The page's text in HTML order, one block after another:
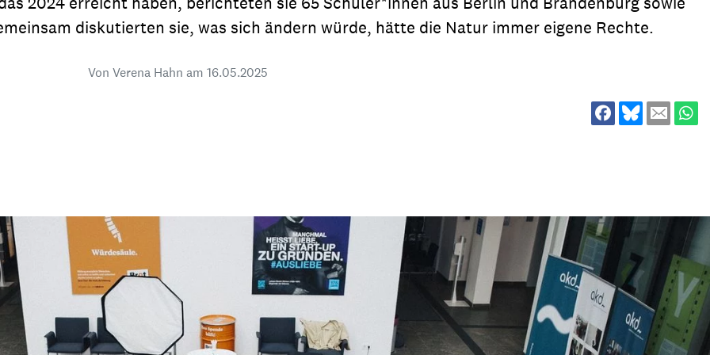
Stipendien
Klimawandel
Gemeindematerial Fachpublikationen
Bildungsmaterial Projektmaterial
Jugend & Konfirmation
Regionale Kontakte
diskutierten sie, was sich ändern würde, hätte die Natur immer eigene Rechte.
Von Verena Hahn am 16.05.2025